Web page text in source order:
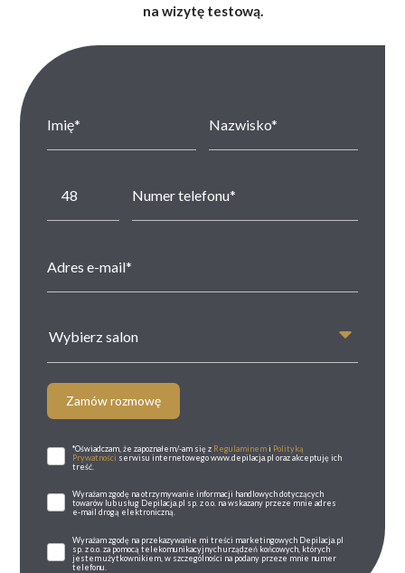
na wizytę testową.
Wybierz salon
Zamów rozmowę
*Oświadczam, że zapoznałem/-am się z Regulaminemi Polityką
Prywatności serwisu internetowego www.depilacja.pl oraz akceptuję ich
treść.
Wyrażam zgodę na otrzymywanie informacji handlowych dotyczących
towarów lub usług Depilacja.pl sp. z o.o. na wskazany przeze mnie adres
e-mail drogą elektroniczną.
Wyrażam zgodę na przekazywanie mi treści marketingowych Depilacja.pl
sp. z o.o. za pomocą telekomunikacyjnych urządzeń końcowych, których
jestem użytkownikiem, w szczególności na podany przeze mnie numer
telefonu.